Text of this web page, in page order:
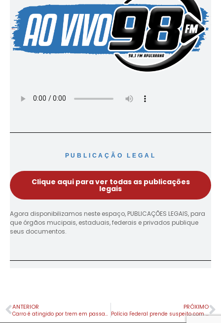
PUBLICAÇÃO LEGAL
Clique aqui para ver todas as publicações
legais
Agora disponibilizamos neste espaço, PUBLICAÇÕES LEGAIS, para
que órgãos mucipais, estaduais, federais e privados publique
seus documentos.
ANTERIOR
Carro é atingido por trem em passagem de nível em Apucarana; motorista sai ileso
PRÓXIMO
Polícia Federal prende suspeito com cédulas falsas recebidas via encomenda postal